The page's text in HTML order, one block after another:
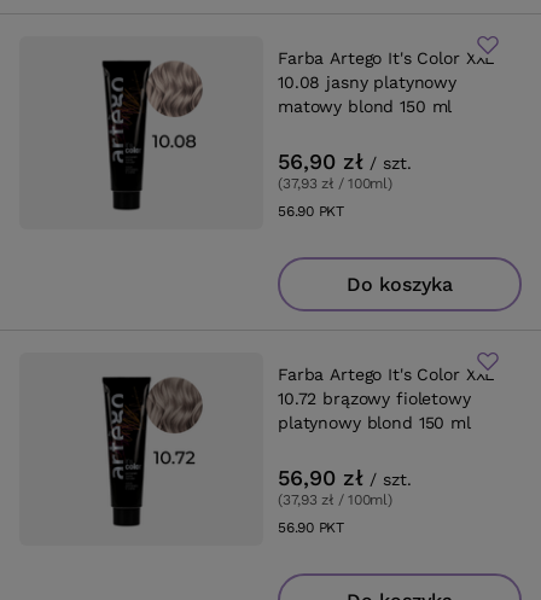
Farba Artego It's Color XXL
10.08 jasny platynowy
matowy blond 150 ml
56,90 zł / szt.
(37,93 zł / 100ml)
56.90PKTpunktów
Do koszyka
Farba Artego It's Color XXL
10.72 brązowy fioletowy
platynowy blond 150 ml
56,90 zł / szt.
(37,93 zł / 100ml)
56.90PKTpunktów